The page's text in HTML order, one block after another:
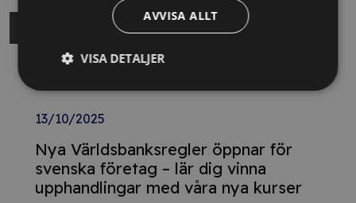
13/10/2025
Nya Världsbanksregler öppnar för
svenska företag – lär dig vinna
upphandlingar med våra nya kurser
AVVISA ALLT
VISA DETALJER